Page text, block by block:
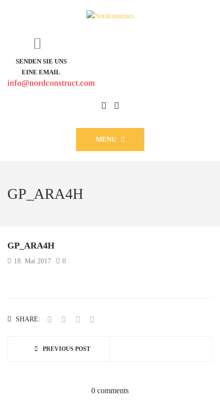
SENDEN SIE UNS
EINE EMAIL
info@nordconstruct.com
MENU
GP_ARA4H
GP_ARA4H
18. Mai 2017 0
SHARE:
PREVIOUS POST
0 comments